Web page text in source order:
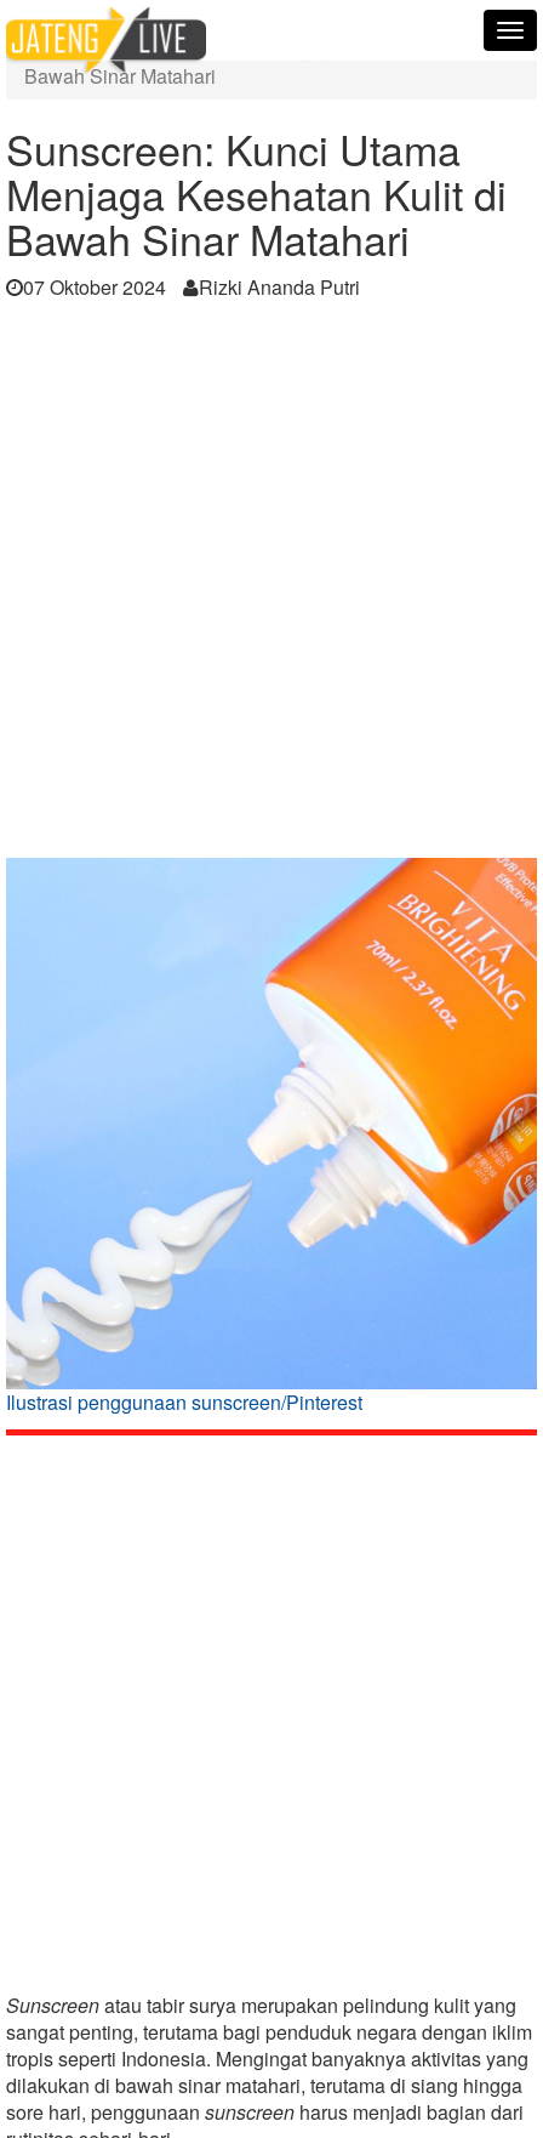
Home
Berita
Sunscreen: Kunci Utama Menjaga Kesehatan Kulit di
Bawah Sinar Matahari
Sunscreen: Kunci Utama
Menjaga Kesehatan Kulit di
Bawah Sinar Matahari
07 Oktober 2024 Rizki Ananda Putri
Ilustrasi penggunaan sunscreen/Pinterest
Sunscreenatau tabir surya merupakan pelindung kulit yang
sangat penting, terutama bagi penduduk negara dengan iklim
tropis seperti Indonesia. Mengingat banyaknya aktivitas yang
dilakukan di bawah sinar matahari, terutama di siang hingga
sore hari, penggunaan sunscreen harus menjadi bagian dari